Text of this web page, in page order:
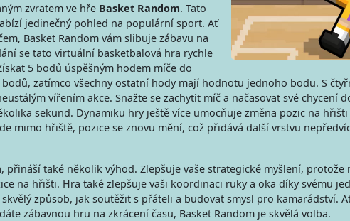
zvratem ve hře Basket Random. Tato
jedinečný pohled na populární sport. Ať
Basket Random vám slibuje zábavu na
se tato virtuální basketbalová hra rychle
5 bodů úspěšným hodem míče do
zatímco všechny ostatní hody mají hodnotu jednoho bodu. S
vířením akce. Snažte se zachytit míč a načasovat své chycení
sekund. Dynamiku hry ještě více umocňuje změna pozic na
mimo hřiště, pozice se znovu mění, což přidává další vrstvu
přináší také několik výhod. Zlepšuje vaše strategické myšlení, protože
na hřišti. Hra také zlepšuje vaši koordinaci ruky a oka díky svému
způsob, jak soutěžit s přáteli a budovat smysl pro kamarádství.
zábavnou hru na zkrácení času, Basket Random je skvělá volba.